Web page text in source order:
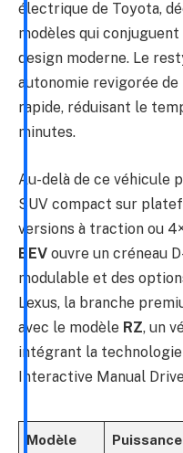
électrique de Toyota,
modèles qui
design moderne. Le
autonomie revigorée de
rapide, réduisant le
minutes.
Au-delà de ce véhicule
SUV compact sur
versions à traction ou
BEV ouvre un créneau
modulable et des
Lexus, la branche
avec le modèle RZ, un
intégrant la
Interactive Manual
Modèle
Puissance